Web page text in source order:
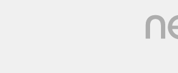
compleanno con tutte
dive compie 15 anni: il